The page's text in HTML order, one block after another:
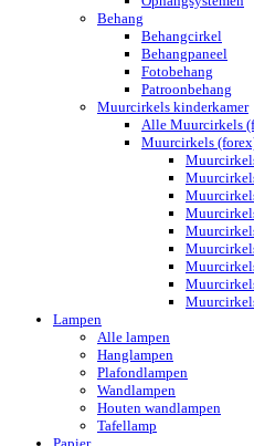
Behang
Behangcirkel
Behangpaneel
Fotobehang
Patroonbehang
Muurcirkels kinderkamer
Alle Muurcirkels
Muurcirkels
Lampen
Alle lampen
Hanglampen
Plafondlampen
Wandlampen
Houten wandlampen
Tafellamp